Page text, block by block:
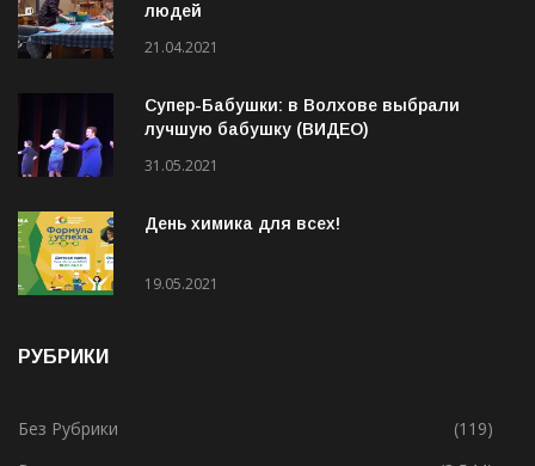
Социальная деревня для особенных
21.04.2021
Супер-Бабушки: в Волхове выбрали
31.05.2021
День химика для всех!